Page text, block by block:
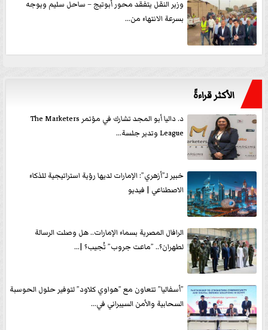
وزير النقل يتفقد محور أبوتيج – ساحل سليم ويوجه
بسرعة الانتهاء من...
الأكثر قراءةً
د. داليا أبو المجد تشارك في مؤتمر The Marketers
League وتدير جلسة...
خبير لـ”أزهري”: الإمارات لديها رؤية استراتيجية للذكاء
الاصطناعي | فيديو
الرافال المصرية بسماء الإمارات.. هل وصلت الرسالة
لطهران؟.. ”ماعت جروب” تُجيب؟ |...
”أسفاليا” تتعاون مع ”هواوي كلاود” لتوفير حلول الحوسبة
السحابية والأمن السيبراني في...